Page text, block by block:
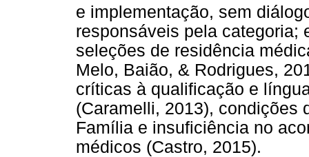
e implementação, sem
responsáveis pela categoria;
seleções de residência
Melo, Baião, & Rodrigues,
críticas à qualificação e
(Caramelli, 2013), condições
Família e insuficiência no
médicos (Castro, 2015).